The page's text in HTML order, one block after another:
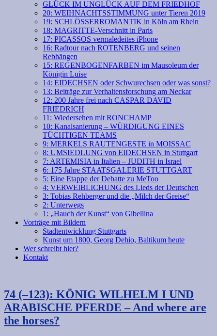
GLÜCK IM UNGLÜCK AUF DEM FRIEDHOF
20: WEIHNACHTSSTIMMUNG unter Tieren 2019
19: SCHLÖSSERROMANTIK in Köln am Rhein
18: MAGRITTE-Verschnitt in Paris
17: PICASSOS vermaledeites iPhone
16: Radtour nach ROTENBERG und seinen
Rebhängen
15: REGENBOGENFARBEN im Mausoleum der
Königin Luise
14: EIDECHSEN oder Schwurechsen oder was sonst?
13: Beiträge zur Verhaltensforschung am Neckar
12: 200 Jahre frei nach CASPAR DAVID
FRIEDRICH
11: Wiedersehen mit RONCHAMP
10: Kanalsanierung – WÜRDIGUNG EINES
TÜCHTIGEN TEAMS
9: MERKELS RAUTENGESTE in MOISSAC
8: UMSIEDLUNG von EIDECHSEN in Stuttgart
7: ARTEMISIA in Italien – JUDITH in Israel
6: 175 Jahre STAATSGALERIE STUTTGART
5: Eine Etappe der Debatte zu MeToo
4: VERWEIBLICHUNG des Lieds der Deutschen
3: Tobias Rehberger und die „Milch der Greise“
2: Unterwegs
1: „Hauch der Kunst“ von Gibellina
Vorträge mit Bildern
Stadtentwicklung Stuttgarts
Kunst um 1800, Georg Dehio, Baltikum heute
Wer schreibt hier?
Kontakt
74 (–123): KÖNIG WILHELM I UND
ARABISCHE PFERDE – And where are
the horses?